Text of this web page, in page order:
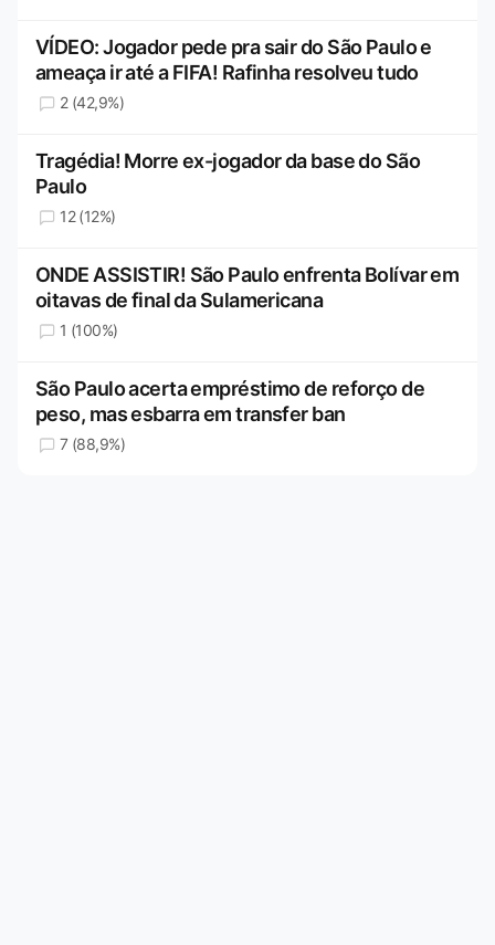
VÍDEO: Jogador pede pra sair do São Paulo e
ameaça ir até a FIFA! Rafinha resolveu tudo
2 (42,9%)
Tragédia! Morre ex-jogador da base do São
Paulo
12 (12%)
ONDE ASSISTIR! São Paulo enfrenta Bolívar em
oitavas de final da Sulamericana
1 (100%)
São Paulo acerta empréstimo de reforço de
peso, mas esbarra em transfer ban
7 (88,9%)